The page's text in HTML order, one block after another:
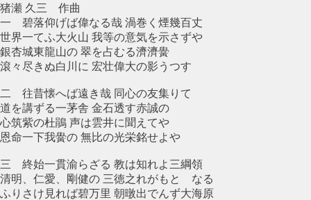
猪瀬 久三 作曲
一 碧落仰げば偉なる哉 渦巻く煙幾百丈
世界一てふ大火山 我等の意気を示さずや
銀杏城東龍山の 翠を占むる濟濟黌
滾々尽きぬ白川に 宏壮偉大の影うつす
二 往昔懐へば遠き哉 同心の友集りて
道を講ずる一茅舎 金石透す赤誠の
心筑紫の杜鵑 声は雲井に聞えてや
恩命一下我黌の 無比の光栄銘せよや
三 終始一貫渝らざる 教は知れよ三綱領
清明、仁愛、剛健の 三徳之れがもとゝなる
ふりさけ見れば碧万里 朝暾出でんず大海原